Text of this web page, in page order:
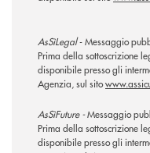
AsSìLegal- Messaggio
Prima della sottoscrizione
disponibile presso gli
Agenzia, sul sito
AsSìFuture -Messaggio
Prima della sottoscrizione
disponibile presso gli